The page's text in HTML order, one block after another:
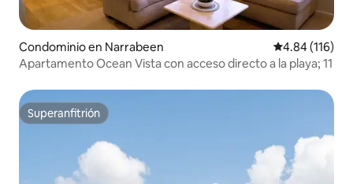
Condominio en Narrabeen Calificación
4.84 (116)
Apartamento Ocean Vista con acceso directo a la playa; 11
Superanfitrión
Superanfitrión